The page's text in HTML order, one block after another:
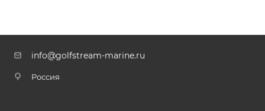
info@golfstream-marine.ru
Россия